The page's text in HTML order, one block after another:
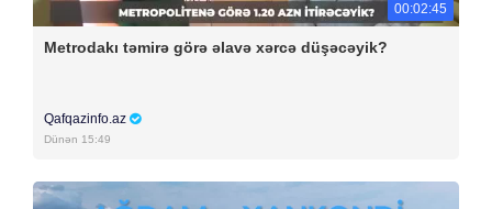
00:02:45
Metrodakı təmirə görə əlavə xərcə düşəcəyik?
Qafqazinfo.az
Dünən 15:49